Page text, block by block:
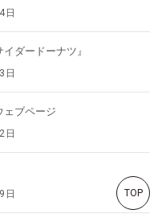
日
ダードーナツ』
日
ェブページ
日
日 TOP